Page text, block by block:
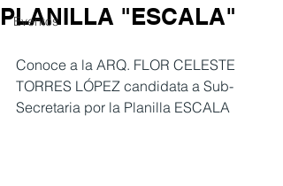
Eventos
PLANILLA "ESCALA"
Conoce a la ARQ. FLOR CELESTE
TORRES LÓPEZ candidata a Sub-
Secretaria por la Planilla ESCALA